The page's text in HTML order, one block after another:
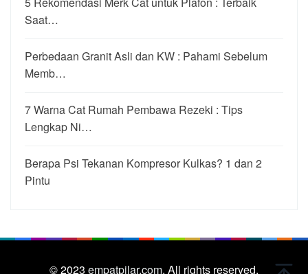
Saat…
Perbedaan Granit Asli dan KW : Pahami Sebelum
Memb…
7 Warna Cat Rumah Pembawa Rezeki : Tips
Lengkap Ni…
Berapa Psi Tekanan Kompresor Kulkas? 1 dan 2
Pintu
© 2023 empatpilar.com. All rights reserved.